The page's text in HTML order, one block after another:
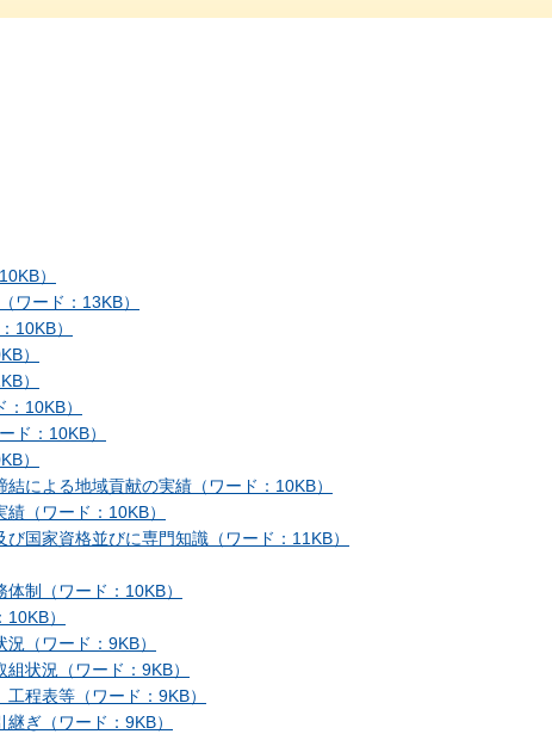
）
ワード：13KB）
10KB）
）
）
10KB）
ド：10KB）
）
による地域貢献の実績（ワード：10KB）
（ワード：10KB）
国家資格並びに専門知識（ワード：11KB）
制（ワード：10KB）
）
（ワード：9KB）
状況（ワード：9KB）
程表等（ワード：9KB）
ぎ（ワード：9KB）